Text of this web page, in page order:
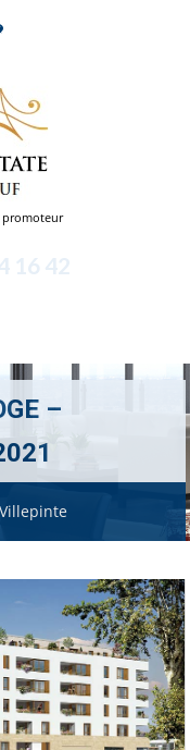
promoteur
16 42
–
Villepinte